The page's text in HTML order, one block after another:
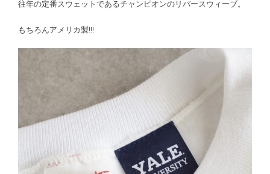
往年の定番スウェットであるチャンピオンのリバースウィーブ。
もちろんアメリカ製!!!